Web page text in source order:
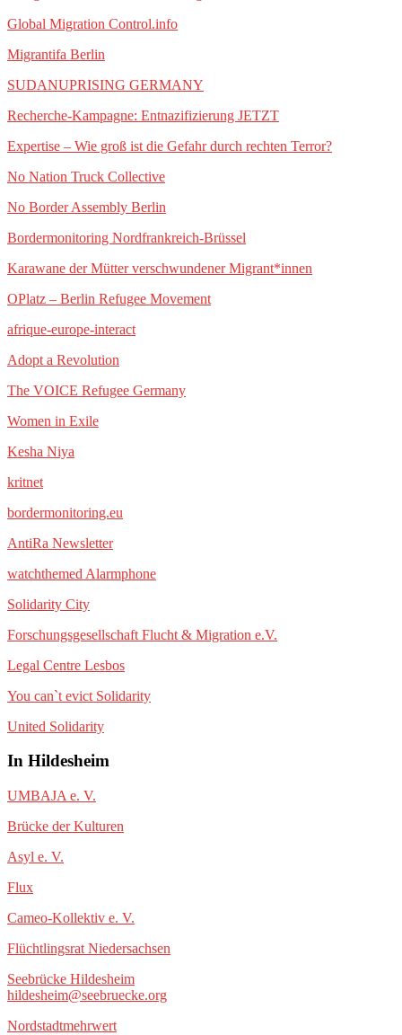
Global Migration Control.info
Migrantifa Berlin
SUDANUPRISING GERMANY
Recherche-Kampagne: Entnazifizierung JETZT
Expertise – Wie groß ist die Gefahr durch rechten Terror?
No Nation Truck Collective
No Border Assembly Berlin
Bordermonitoring Nordfrankreich-Brüssel
Karawane der Mütter verschwundener Migrant*innen
OPlatz – Berlin Refugee Movement
afrique-europe-interact
Adopt a Revolution
The VOICE Refugee Germany
Women in Exile
Kesha Niya
kritnet
bordermonitoring.eu
AntiRa Newsletter
watchthemed Alarmphone
Solidarity City
Forschungsgesellschaft Flucht & Migration e.V.
Legal Centre Lesbos
You can`t evict Solidarity
United Solidarity
In Hildesheim
UMBAJA e. V.
Brücke der Kulturen
Asyl e. V.
Flux
Cameo-Kollektiv e. V.
Flüchtlingsrat Niedersachsen
Seebrücke Hildesheim
hildesheim@seebruecke.org
Nordstadtmehrwert